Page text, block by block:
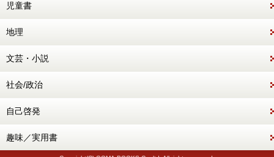
児童書
地理
文芸・小説
社会/政治
自己啓発
趣味／実用書